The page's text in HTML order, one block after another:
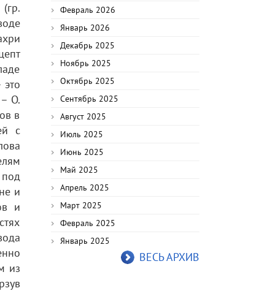
О.
в
с
и
и
из
Февраль 2026
Январь 2026
Декабрь 2025
Ноябрь 2025
Октябрь 2025
Сентябрь 2025
Август 2025
Июль 2025
Июнь 2025
Май 2025
Апрель 2025
Март 2025
Февраль 2025
Январь 2025
ВЕСЬ АРХИВ